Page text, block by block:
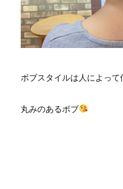
ボブスタイルは人によって
丸みのあるボブ